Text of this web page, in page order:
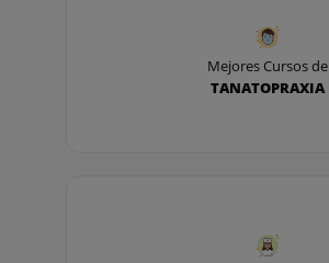
Mejores Cursos de
TANATOPRAXIA